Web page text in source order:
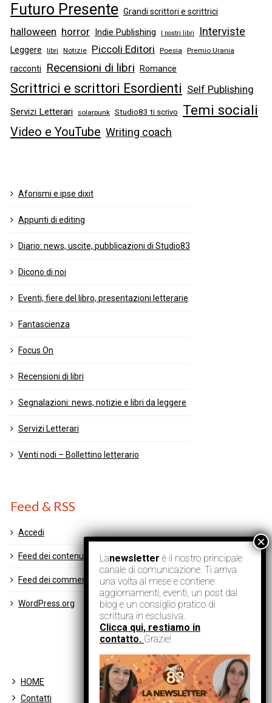
Futuro Presente Grandi scrittori e scrittrici
halloween horror Indie Publishing I nostri libri Interviste
Leggere libri Notizie Piccoli Editori Poesia Premio Urania
racconti Recensioni di libri Romance
Scrittrici e scrittori Esordienti Self Publishing
Servizi Letterari solarpunk Studio83 ti scrivo Temi sociali
Video e YouTube Writing coach
Aforismi e ipse dixit
Appunti di editing
Diario: news, uscite, pubblicazioni di Studio83
Dicono di noi
Eventi, fiere del libro, presentazioni letterarie
Fantascienza
Focus On
Recensioni di libri
Segnalazioni: news, notizie e libri da leggere
Servizi Letterari
Venti nodi – Bollettino letterario
Feed & RSS
Accedi
Feed dei contenuti
Feed dei commenti
WordPress.org
HOME
Contatti
Lanewsletter è il nostro principale
canale di comunicazione. Ti arriva
una volta al mese e contiene
aggiornamenti, eventi, un post dal
blog e un consiglio pratico di
scrittura in esclusiva.
Clicca qui, restiamo in
contatto. Grazie!